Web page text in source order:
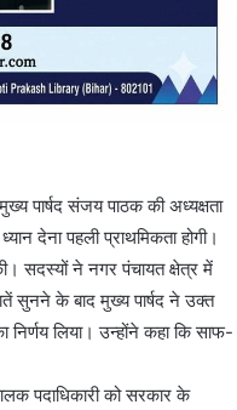
पार्षद संजय पाठक की अध्यक्षता
देना पहली प्राथमिकता होगी।
सदस्यों ने नगर पंचायत क्षेत्र में
सुनने के बाद मुख्य पार्षद ने उक्त
लिया। उन्होंने कहा कि साफ-
पदाधिकारी को सरकार के